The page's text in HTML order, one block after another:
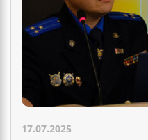
17.07.2025